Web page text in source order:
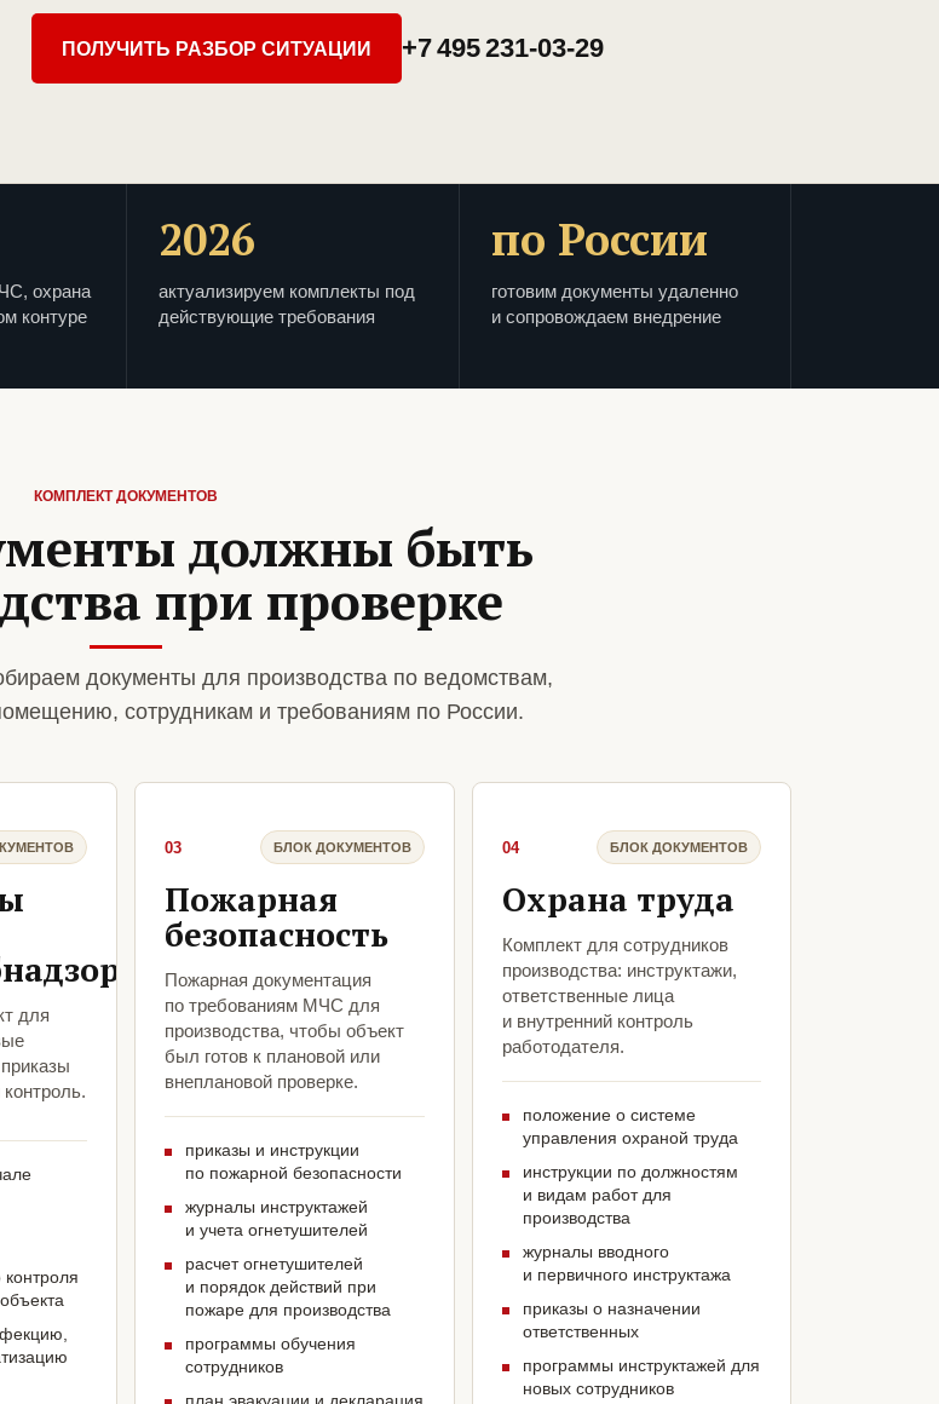
ПОЛУЧИТЬ РАЗБОР СИТУАЦИИ +7 495 231-03-29
охрана
контуре
2026
актуализируем комплекты под
действующие требования
по России
готовим документы удаленно
и сопровождаем внедрение
КОМПЛЕКТ ДОКУМЕНТОВ
должны быть
при проверке
документы для производства по ведомствам,
сотрудникам и требованиям по России.
для
контроля
03 БЛОК ДОКУМЕНТОВ
Пожарная
безопасность
Пожарная документация
по требованиям МЧС для
производства, чтобы объект
был готов к плановой или
внеплановой проверке.
приказы и инструкции
по пожарной безопасности
журналы инструктажей
и учета огнетушителей
расчет огнетушителей
и порядок действий при
пожаре для производства
программы обучения
сотрудников
04 БЛОК ДОКУМЕНТОВ
Охрана труда
Комплект для сотрудников
производства: инструктажи,
ответственные лица
и внутренний контроль
работодателя.
положение о системе
управления охраной труда
инструкции по должностям
и видам работ для
производства
журналы вводного
и первичного инструктажа
приказы о назначении
ответственных
программы инструктажей для
новых сотрудников